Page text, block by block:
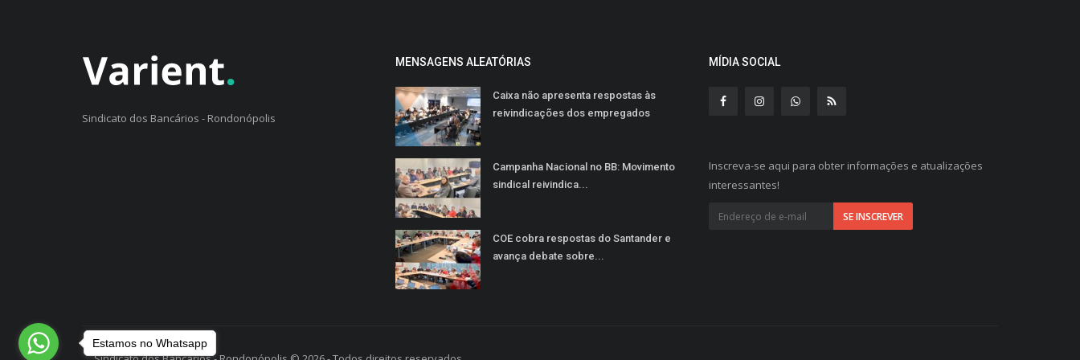
Sindicato dos Bancários - Rondonópolis
MENSAGENS ALEATÓRIAS
Caixa não apresenta respostas às
reivindicações dos empregados
Campanha Nacional no BB: Movimento
sindical reivindica...
COE cobra respostas do Santander e
avança debate sobre...
MÍDIA SOCIAL
Inscreva-se aqui para obter informações e atualizações
interessantes!
Estamos no Whatsapp